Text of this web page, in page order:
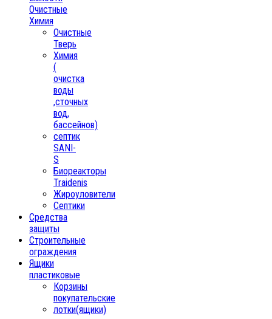
Очистные
Химия
Очистные
Тверь
Химия
(
очистка
воды
,сточных
вод,
бассейнов)
септик
SANI-
S
Биореакторы
Traidenis
Жироуловители
Септики
Средства
защиты
Строительные
ограждения
Ящики
пластиковые
Корзины
покупательские
лотки(ящики)